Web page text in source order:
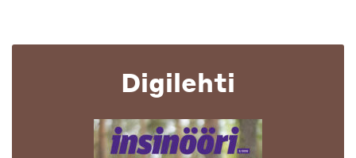
Digilehti